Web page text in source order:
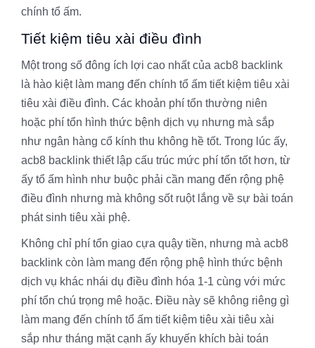
chính tổ ấm.
Tiết kiệm tiêu xài điều đình
Một trong số đông ích lợi cao nhất của acb8 backlink
là hào kiệt làm mang đến chính tổ ấm tiết kiệm tiêu xài
tiêu xài điều đình. Các khoản phí tổn thường niên
hoặc phí tổn hình thức bệnh dịch vụ nhưng mà sắp
như ngân hàng cổ kính thu không hề tốt. Trong lúc ấy,
acb8 backlink thiết lập cấu trúc mức phí tổn tốt hơn, từ
ấy tổ ấm hình như buộc phải cần mang đến rộng phệ
điều đình nhưng mà không sốt ruột lắng về sự bài toán
phát sinh tiêu xài phệ.
Không chỉ phí tổn giao cựa quậy tiền, nhưng mà acb8
backlink còn làm mang đến rộng phệ hình thức bệnh
dịch vụ khác nhái dụ điều đình hóa 1-1 cùng với mức
phí tổn chú trọng mê hoặc. Điều này sẽ không riêng gì
làm mang đến chính tổ ấm tiết kiệm tiêu xài tiêu xài
sắp như tháng mặt cạnh ấy khuyến khích bài toán